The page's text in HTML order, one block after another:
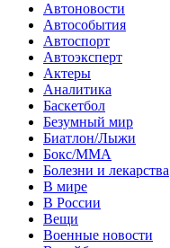
Автоновости
Автособытия
Автоспорт
Автоэксперт
Актеры
Аналитика
Баскетбол
Безумный мир
Биатлон/Лыжи
Бокс/MMA
Болезни и лекарства
В мире
В России
Вещи
Военные новости